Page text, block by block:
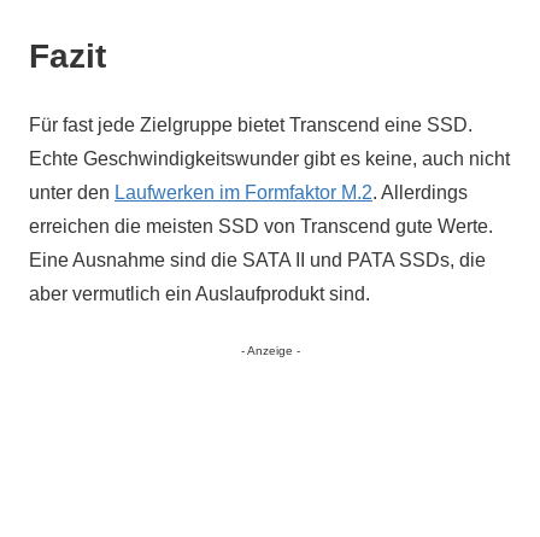
Fazit
Für fast jede Zielgruppe bietet Transcend eine SSD.
Echte Geschwindigkeitswunder gibt es keine, auch nicht
unter den Laufwerken im Formfaktor M.2. Allerdings
erreichen die meisten SSD von Transcend gute Werte.
Eine Ausnahme sind die SATA II und PATA SSDs, die
aber vermutlich ein Auslaufprodukt sind.
- Anzeige -